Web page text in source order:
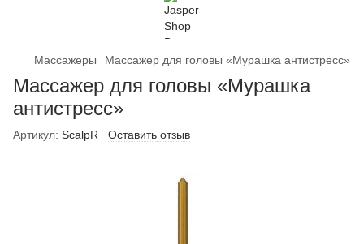
Массажеры Массажер для головы «Мурашка антистресс»
Массажер для головы «Мурашка
антистресс»
Артикул: ScalpR Оставить отзыв